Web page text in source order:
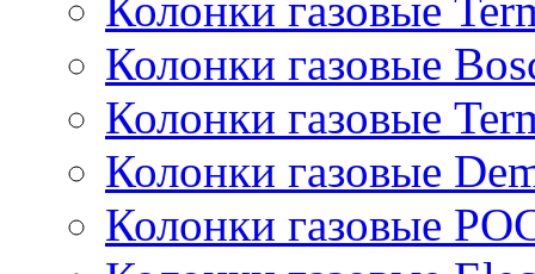
Колонки газовые
Колонки газовые
Колонки газовые
Колонки газовые